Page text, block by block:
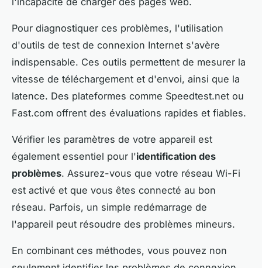
Pour diagnostiquer ces problèmes, l'utilisation
d'outils de test de connexion Internet s'avère
indispensable. Ces outils permettent de mesurer la
vitesse de téléchargement et d'envoi, ainsi que la
latence. Des plateformes comme Speedtest.net ou
Fast.com offrent des évaluations rapides et fiables.
Vérifier les paramètres de votre appareil est
également essentiel pour l'identification des
problèmes. Assurez-vous que votre réseau Wi-Fi
est activé et que vous êtes connecté au bon
réseau. Parfois, un simple redémarrage de
l'appareil peut résoudre des problèmes mineurs.
En combinant ces méthodes, vous pouvez non